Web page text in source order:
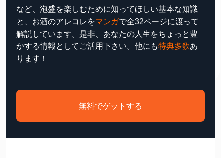
など、泡盛を楽しむために知ってほしい基本な知識
と、お酒のアレコレをマンガで全32ページに渡って
解説しています。是非、あなたの人生をちょっと豊
かする情報としてご活用下さい。他にも特典多数あ
ります！
無料でゲットする